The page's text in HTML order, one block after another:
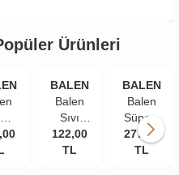
Ürünleri
BALEN
Balen
Sıvı
Propolis
Ekstraktı
122,00
TL
BALEN
Balen
Süper-
W
277,00
TL